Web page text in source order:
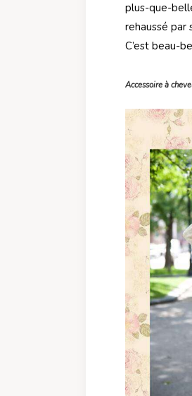
plus-que-
rehaussé par
C’est beau-
Accessoire à